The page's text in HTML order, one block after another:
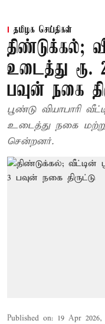
தமிழக செய்திகள்
திண்டுக்கல்;
உடைத்து ரூ.
பவுன் நகை
பூண்டு வியாபாரி
உடைத்து நகை மற்றும் பணத்தை கொள்ளையடித்து
சென்றனர்.
Published on: 19 Apr 2026,